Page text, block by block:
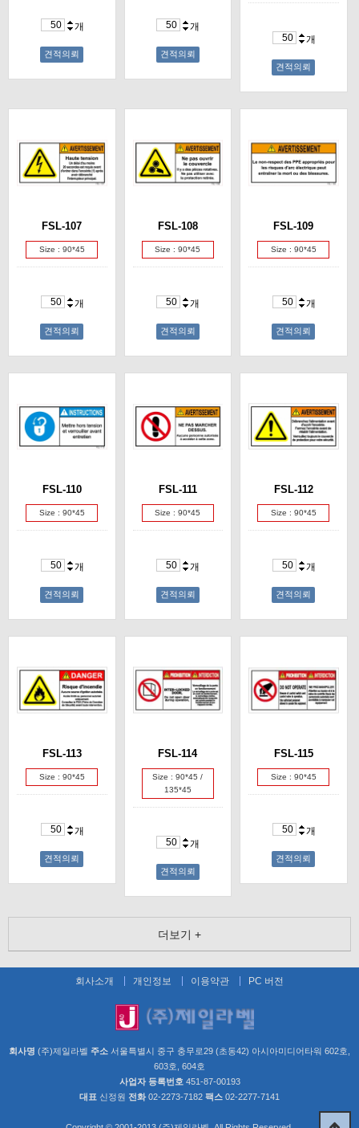
개
견적의뢰
개
견적의뢰
개
견적의뢰
FSL-107
Size : 90*45
개
견적의뢰
FSL-108
Size : 90*45
개
견적의뢰
FSL-109
Size : 90*45
개
견적의뢰
FSL-110
Size : 90*45
개
견적의뢰
FSL-111
Size : 90*45
개
견적의뢰
FSL-112
Size : 90*45
개
견적의뢰
FSL-113
Size : 90*45
개
견적의뢰
FSL-114
Size : 90*45 /
135*45
개
견적의뢰
FSL-115
Size : 90*45
개
견적의뢰
더보기 +
회사소개 개인정보 이용약관 PC 버전
회사명 (주)제일라벨 주소 서울특별시 중구 충무로29 (초동42) 아시아미디어타워 602호,
603호, 604호
사업자 등록번호 451-87-00193
대표 신정원 전화02-2273-7182 팩스 02-2277-7141